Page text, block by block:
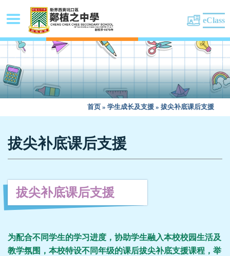
eClass
首页 » 学生成长及支援 » 拔尖补底课后支援
拔尖补底课后支援
拔尖补底课后支援
为配合不同学生的学习进度，协助学生融入本校校园生活及
教学氛围，本校特设不同年级的课后拔尖补底支援课程，举